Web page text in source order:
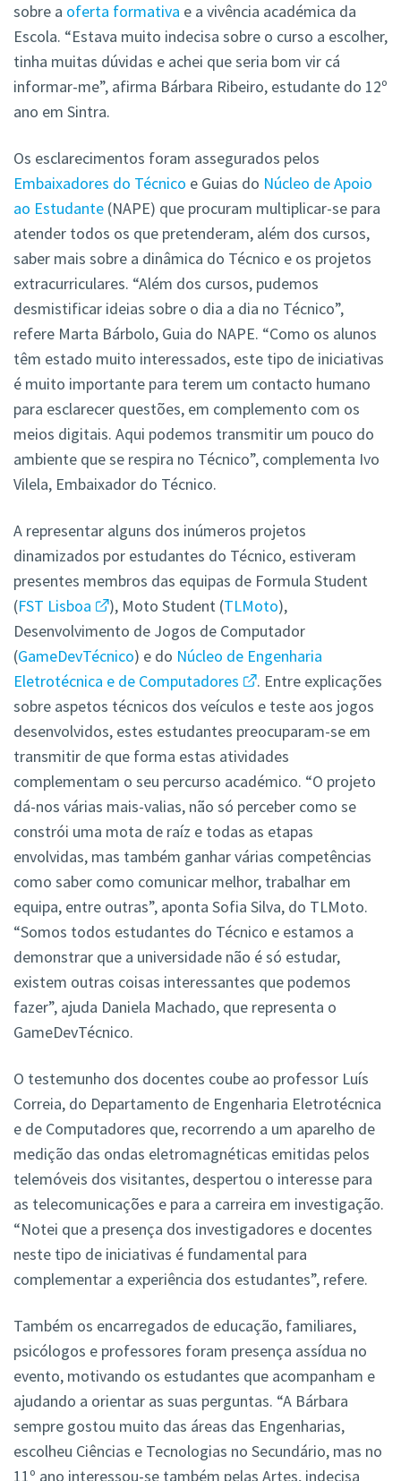
sobre a oferta formativa e a vivência académica da
Escola. “Estava muito indecisa sobre o curso a escolher,
tinha muitas dúvidas e achei que seria bom vir cá
informar-me”, afirma Bárbara Ribeiro, estudante do 12º
ano em Sintra.
Os esclarecimentos foram assegurados pelos
Embaixadores do Técnico e Guias do Núcleo de Apoio
ao Estudante (NAPE) que procuram multiplicar-se para
atender todos os que pretenderam, além dos cursos,
saber mais sobre a dinâmica do Técnico e os projetos
extracurriculares. “Além dos cursos, pudemos
desmistificar ideias sobre o dia a dia no Técnico”,
refere Marta Bárbolo, Guia do NAPE. “Como os alunos
têm estado muito interessados, este tipo de iniciativas
é muito importante para terem um contacto humano
para esclarecer questões, em complemento com os
meios digitais. Aqui podemos transmitir um pouco do
ambiente que se respira no Técnico”, complementa Ivo
Vilela, Embaixador do Técnico.
A representar alguns dos inúmeros projetos
dinamizados por estudantes do Técnico, estiveram
presentes membros das equipas de Formula Student
(FST Lisboa ), Moto Student (TLMoto),
Desenvolvimento de Jogos de Computador
(GameDevTécnico) e do Núcleo de Engenharia
Eletrotécnica e de Computadores
. Entre explicações
sobre aspetos técnicos dos veículos e teste aos jogos
desenvolvidos, estes estudantes preocuparam-se em
transmitir de que forma estas atividades
complementam o seu percurso académico. “O projeto
dá-nos várias mais-valias, não só perceber como se
constrói uma mota de raíz e todas as etapas
envolvidas, mas também ganhar várias competências
como saber como comunicar melhor, trabalhar em
equipa, entre outras”, aponta Sofia Silva, do TLMoto.
“Somos todos estudantes do Técnico e estamos a
demonstrar que a universidade não é só estudar,
existem outras coisas interessantes que podemos
fazer”, ajuda Daniela Machado, que representa o
GameDevTécnico.
O testemunho dos docentes coube ao professor Luís
Correia, do Departamento de Engenharia Eletrotécnica
e de Computadores que, recorrendo a um aparelho de
medição das ondas eletromagnéticas emitidas pelos
telemóveis dos visitantes, despertou o interesse para
as telecomunicações e para a carreira em investigação.
“Notei que a presença dos investigadores e docentes
neste tipo de iniciativas é fundamental para
complementar a experiência dos estudantes”, refere.
Também os encarregados de educação, familiares,
psicólogos e professores foram presença assídua no
evento, motivando os estudantes que acompanham e
ajudando a orientar as suas perguntas. “A Bárbara
sempre gostou muito das áreas das Engenharias,
escolheu Ciências e Tecnologias no Secundário, mas no
11º ano interessou-se também pelas Artes, indecisa